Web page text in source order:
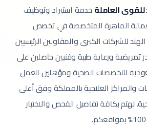
العاملة خدمة استيراد وتوظيف
الماهرة المتخصصة في تخصص
للشركات الكبرى والمقاولين الرئيسيين
تمريضية ورعاية طبية وفنيين حاصلين على
للتخصصات الصحية ومؤهلين للعمل
والمراكز العلاجية بالمملكة وفق أعلى
نهتم بكافة تفاصيل الفحص والاختبار